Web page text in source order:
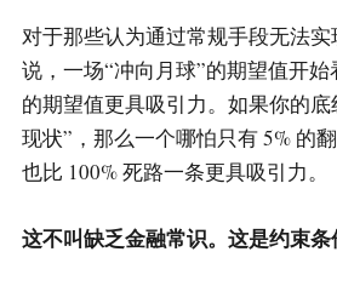
对于那些认为通过常规手段无法
说，一场“冲向月球”的期望值开
的期望值更具吸引力。如果你的
现状”，那么一个哪怕只有 5% 的
也比 100% 死路一条更具吸引力。
这不叫缺乏金融常识。这是约束条